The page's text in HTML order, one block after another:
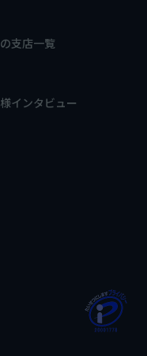
支店一覧
インタビュー